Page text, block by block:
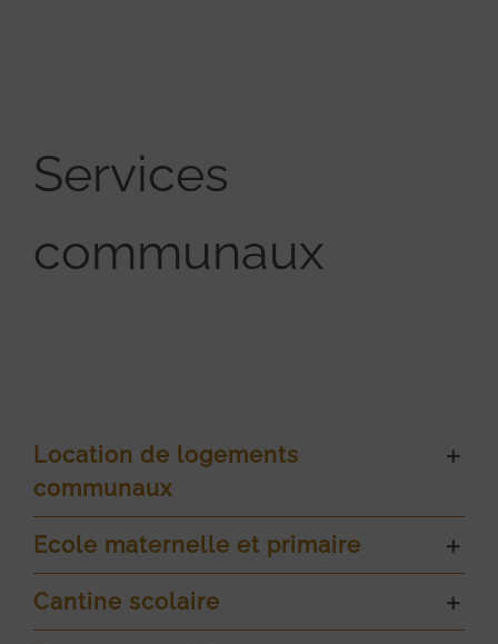
Services
communaux
Location de logements
communaux
Ecole maternelle et primaire
Cantine scolaire